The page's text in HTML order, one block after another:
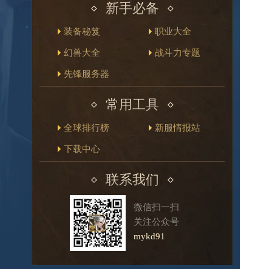
新手必备
装备秘笈 职业大全
幻兽大全 战斗力专题
先锋服务器
常用工具
全球排行榜 新服情报站
下载中心
联系我们
微信扫一扫
关注公众号
mykd91